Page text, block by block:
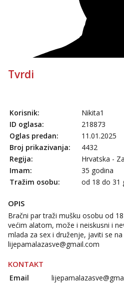
064/677-677
tel:0,93€ - mob:1,12€ min
Obavijesti me
Marta
Razgovaram :)
Čekam tvoj poziv!
064/677-677- Kod:
tel:0,93€ - mob:1,12€ min
Žana
Razgovaram :)
tel:0,93€ - mob:1,12€
Zara
Čekam tvoj poziv!
Tel:064/677-677- Kod:
tel:0,93€ - mob:1,12€ min
Čekam tvoj poziv!
Tvrdi
Korisnik:
Nikita1
ID oglasa:
218873
Oglas predan:
11.01.2025
Broj prikazivanja:
4432
Regija:
Hrvatska -
Imam:
35 godina
Tražim osobu:
od 18 do 31
OPIS
Bračni par traži mušku osobu od
većim alatom, može i neiskusni i
mlada za sex i druženje, javiti se
lijepamalazasve@gmail.com
KONTAKT
Email